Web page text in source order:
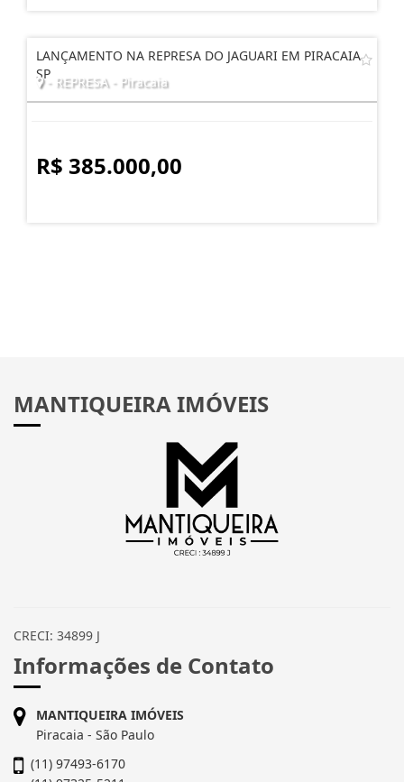
LANÇAMENTO NA REPRESA DO JAGUARI EM PIRACAIA
SP- REPRESA - Piracaia
R$ 385.000,00
MANTIQUEIRA IMÓVEIS
CRECI: 34899 J
Informações de Contato
MANTIQUEIRA IMÓVEIS
Piracaia - São Paulo
(11) 97493-6170